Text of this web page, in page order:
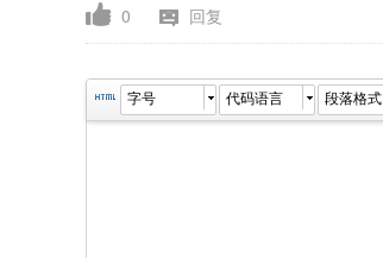
0 回复
字号 代码语言 段落格式